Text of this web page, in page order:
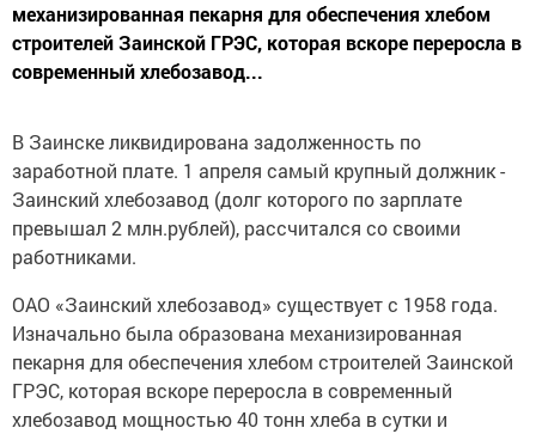
механизированная пекарня для обеспечения хлебом
строителей Заинской ГРЭС, которая вскоре переросла в
современный хлебозавод...
В Заинске ликвидирована задолженность по
заработной плате. 1 апреля самый крупный должник -
Заинский хлебозавод (долг которого по зарплате
превышал 2 млн.рублей), рассчитался со своими
работниками.
ОАО «Заинский хлебозавод» существует с 1958 года.
Изначально была образована механизированная
пекарня для обеспечения хлебом строителей Заинской
ГРЭС, которая вскоре переросла в современный
хлебозавод мощностью 40 тонн хлеба в сутки и